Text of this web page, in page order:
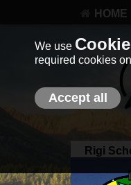
HOME
Rigi
We use
required cookies
Accept all